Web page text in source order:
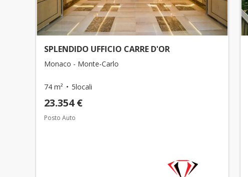
SPLENDIDO UFFICIO CARRE D'OR
Monaco - Monte-Carlo
74 m² 5locali
23.354 €
Posto Auto